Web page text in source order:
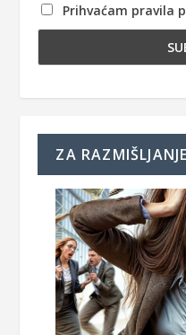
Prihvaćam pravila
ZA